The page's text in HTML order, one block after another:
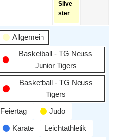
Silve
ster
Allgemein
Basketball - TG Neuss
Junior Tigers
Basketball - TG Neuss
Tigers
Feiertag
Judo
Karate
Leichtathletik